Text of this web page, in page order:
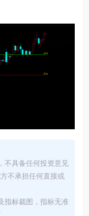
不具备任何投资意见
不承担任何直接或
指标裁图，指标无准